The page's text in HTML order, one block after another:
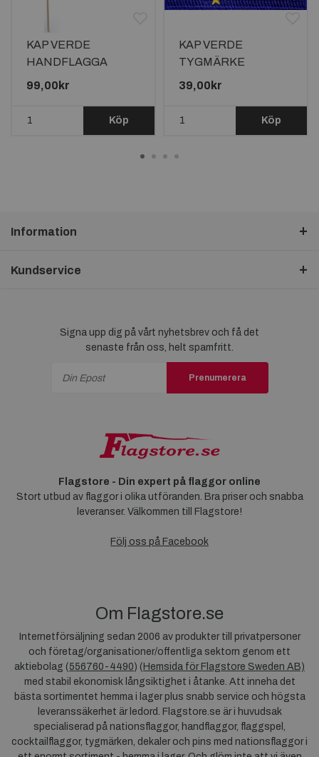
KAP VERDE
HANDFLAGGA
45X30CM
99,00kr
Köp
KAP VERDE
TYGMÄRKE
65x38mm
39,00kr
Köp
Information
Kundservice
Signa upp dig på vårt nyhetsbrev och få det
senaste från oss, helt spamfritt.
Prenumerera
Flagstore - Din expert på flaggor online
Stort utbud av flaggor i olika utföranden. Bra priser och snabba
leveranser. Välkommen till Flagstore!
Följ oss på Facebook
Om Flagstore.se
Internetförsäljning sedan 2006 av produkter till privatpersoner
och företag/organisationer/offentliga sektorn genom ett
aktiebolag (556760-4490) ( Hemsida för Flagstore Sweden AB)
med stabil ekonomisk långsiktighet i åtanke. Att inneha det
bästa sortimentet hemma i lager plus snabb service och högsta
leveranssäkerhet är ledord. Flagstore.se är i huvudsak
specialiserad på nationsflaggor, handflaggor, flaggspel,
cocktailflaggor, tygmärken, dekaler och pins med nationsflaggor i